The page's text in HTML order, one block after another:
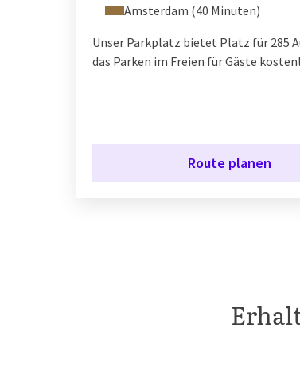
Amsterdam (40 Minuten)
Unser Parkplatz bietet Platz für 285
das Parken im Freien für Gäste
Route planen